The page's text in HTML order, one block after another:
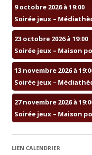
9 octobre 2026 à 19:00
Soirée jeux –
23 octobre 2026 à 19:00
Soirée jeux – Maison
13 novembre 2026 à
Soirée jeux –
27 novembre 2026 à
Soirée jeux – Maison
LIEN CALENDRIER